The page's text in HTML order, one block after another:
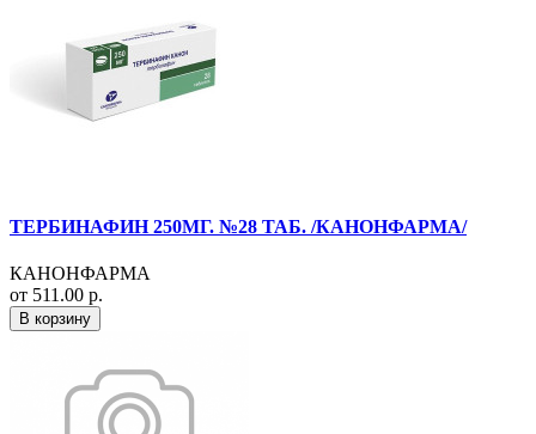
ТЕРБИНАФИН 250МГ. №28 ТАБ. /КАНОНФАРМА/
КАНОНФАРМА
от 511.00 р.
В корзину